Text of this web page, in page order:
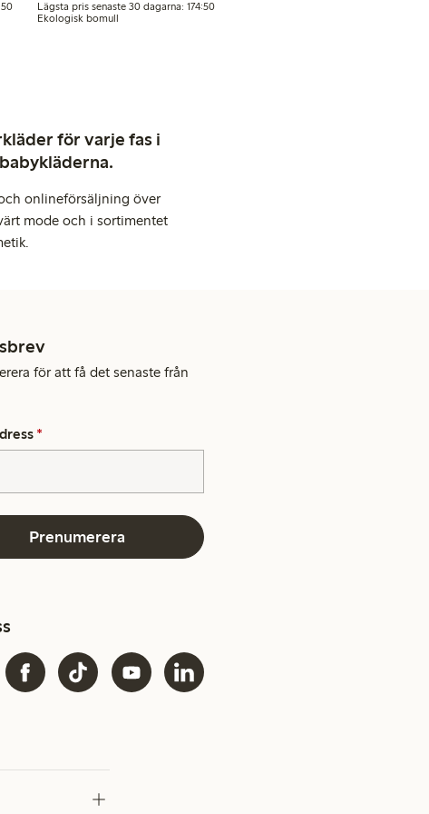
Lägsta pris senaste 30 dagarna: 179,50 kr
Lägsta pris senaste 30 dagarna: 174:50Lägsta pris senaste 30 dagarna: 174,50 kr
Ekologisk bomull
för varje fas i
onlineförsäljning över
mode och i sortimentet
för att få det senaste från
*
Prenumerera